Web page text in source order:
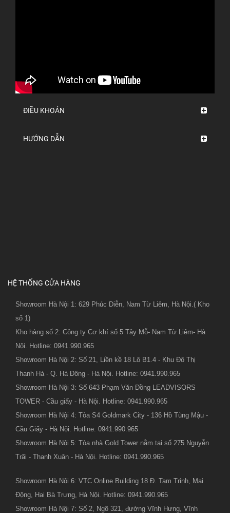
ĐIỀU KHOẢN
HƯỚNG DẪN
HỆ THỐNG CỬA HÀNG
Showroom Hà Nội 1: 629 Phúc Diễn, Nam Từ Liêm, Hà Nội.( Kho
số 1)
Kho hàng số 2: Công ty Cơ khí số 5 Tây Mỗ- Nam Từ Liêm- Hà
Nội. Hotline: 0941.990.965
Showroom Hà Nội 2: Số 21, Liền kề 18 Lô B1.4 - Khu Đô Thị
Thanh Hà - Q. Hà Đông - Hà Nội. Hotline: 0941.990.965
Showroom Hà Nội 3: Số 643 Phạm Văn Đồng LEADVISORS
TOWER - Cầu giấy - Hà Nội. Hotline: 0941.990.965
Showroom Hà Nội 4: Tòa S4 Goldmark City - 136 Hồ Tùng Mậu -
Cầu Giấy - Hà Nội. Hotline: 0941.990.965
Showroom Hà Nội 5: Tòa nhà Gold Tower nằm tại số 275 Nguyễn
Trãi - Thanh Xuân - Hà Nội. Hotline: 0941.990.965
Showroom Hà Nội 6: VTC Online Building 18 Đ. Tam Trinh, Mai
Động, Hai Bà Trưng, Hà Nội. Hotline: 0941.990.965
Showroom Hà Nội 7: Số 2, Ngõ 321, đường Vĩnh Hưng, Vĩnh